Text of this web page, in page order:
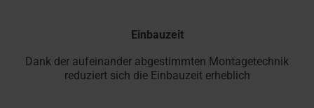
Einbauzeit
Dank der aufeinander abgestimmten Montagetechnik
reduziert sich die Einbauzeit erheblich